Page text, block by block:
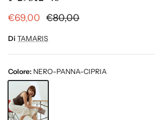
€69,00 €80,00
Di TAMARIS
Colore: NERO-PANNA-CIPRIA